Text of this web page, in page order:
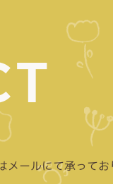
メールにて承ってお